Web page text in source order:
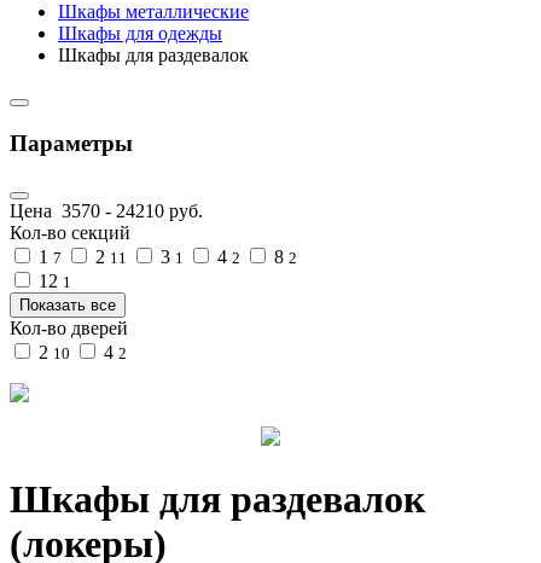
Шкафы металлические
Шкафы для одежды
Шкафы для раздевалок
Параметры
Цена 3570 - 24210 руб.
Кол-во секций
1 7 2 11 3 1 4 2 8 2
12 1
Показать все
Кол-во дверей
2 10 4 2
Шкафы для раздевалок
(локеры)